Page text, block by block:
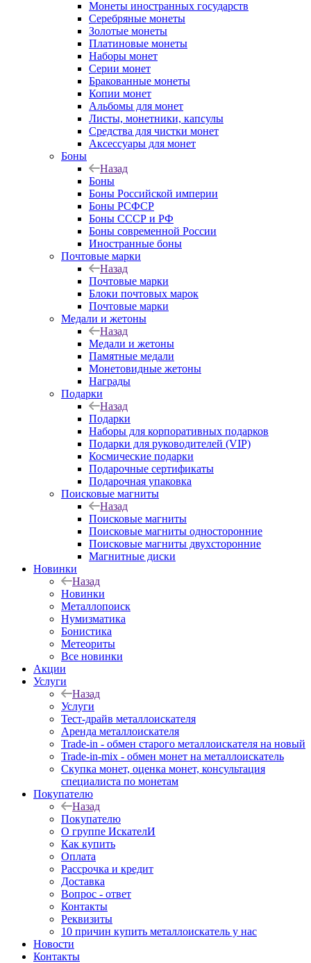
Монеты иностранных государств
Серебряные монеты
Золотые монеты
Платиновые монеты
Наборы монет
Серии монет
Бракованные монеты
Копии монет
Альбомы для монет
Листы, монетники, капсулы
Средства для чистки монет
Аксессуары для монет
Боны
Назад
Боны
Боны Российской империи
Боны РСФСР
Боны СССР и РФ
Боны современной России
Иностранные боны
Почтовые марки
Назад
Почтовые марки
Блоки почтовых марок
Почтовые марки
Медали и жетоны
Назад
Медали и жетоны
Памятные медали
Монетовидные жетоны
Награды
Подарки
Назад
Подарки
Наборы для корпоративных подарков
Подарки для руководителей (VIP)
Космические подарки
Подарочные сертификаты
Подарочная упаковка
Поисковые магниты
Назад
Поисковые магниты
Поисковые магниты односторонние
Поисковые магниты двухсторонние
Магнитные диски
Новинки
Назад
Новинки
Металлопоиск
Нумизматика
Бонистика
Метеориты
Все новинки
Акции
Услуги
Назад
Услуги
Тест-драйв металлоискателя
Аренда металлоискателя
Trade-in - обмен старого металлоискателя на новый
Trade-in-mix - обмен монет на металлоискатель
Скупка монет, оценка монет, консультация
специалиста по монетам
Покупателю
Назад
Покупателю
О группе ИскателИ
Как купить
Оплата
Рассрочка и кредит
Доставка
Вопрос - ответ
Контакты
Реквизиты
10 причин купить металлоискатель у нас
Новости
Контакты